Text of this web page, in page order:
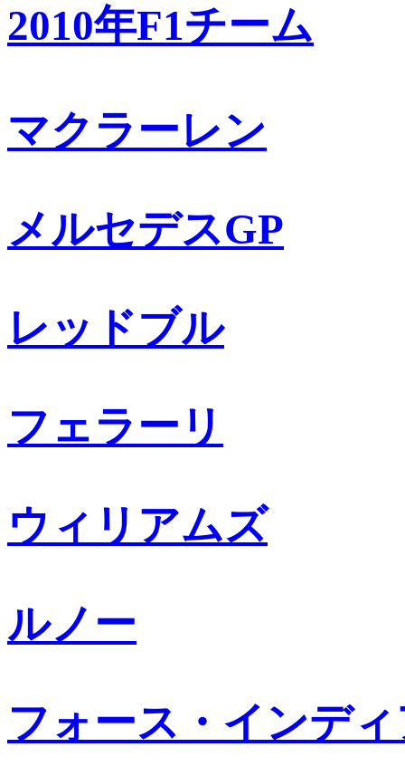
2010年F1チーム
マクラーレン
メルセデスGP
レッドブル
フェラーリ
ウィリアムズ
ルノー
フォース・インデ